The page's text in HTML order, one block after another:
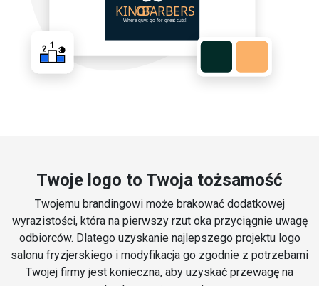
Twoje logo to Twoja tożsamość
Twojemu brandingowi może brakować dodatkowej
wyrazistości, która na pierwszy rzut oka przyciągnie uwagę
odbiorców. Dlatego uzyskanie najlepszego projektu logo
salonu fryzjerskiego i modyfikacja go zgodnie z potrzebami
Twojej firmy jest konieczna, aby uzyskać przewagę na